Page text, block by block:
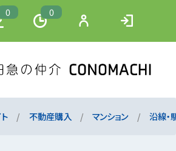
0 0
不動産購入 マンション 沿線・